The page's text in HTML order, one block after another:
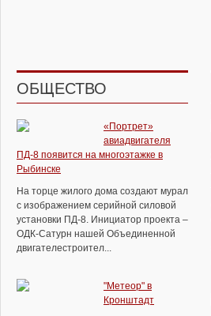
ОБЩЕСТВО
«Портрет»
авиадвигателя
ПД-8 появится на многоэтажке в
Рыбинске
На торце жилого дома создают мурал
с изображением серийной силовой
установки ПД-8. Инициатор проекта –
ОДК-Сатурн нашей Объединенной
двигателестроител...
"Метеор" в
Кронштадт